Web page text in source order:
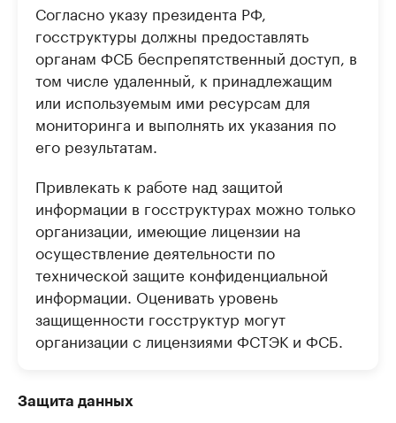
Согласно указу президента РФ,
госструктуры должны предоставлять
органам ФСБ беспрепятственный доступ, в
том числе удаленный, к принадлежащим
или используемым ими ресурсам для
мониторинга и выполнять их указания по
его результатам.
Привлекать к работе над защитой
информации в госструктурах можно только
организации, имеющие лицензии на
осуществление деятельности по
технической защите конфиденциальной
информации. Оценивать уровень
защищенности госструктур могут
организации с лицензиями ФСТЭК и ФСБ.
Защита данных